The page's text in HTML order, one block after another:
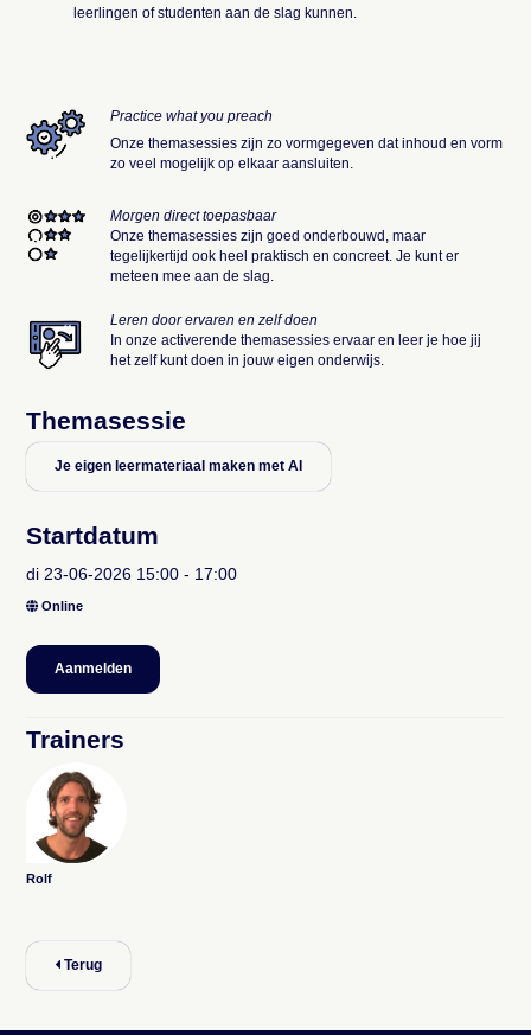
leerlingen of studenten aan de slag kunnen.
Practice what you preach
Onze themasessies zijn zo vormgegeven dat inhoud en vorm
zo veel mogelijk op elkaar aansluiten.
Morgen direct toepasbaar
Onze themasessies zijn goed onderbouwd, maar
tegelijkertijd ook heel praktisch en concreet. Je kunt er
meteen mee aan de slag.
Leren door ervaren en zelf doen
In onze activerende themasessies ervaar en leer je hoe jij
het zelf kunt doen in jouw eigen onderwijs.
Themasessie
Je eigen leermateriaal maken met AI
Startdatum
di 23-06-2026 15:00 - 17:00
Online
Aanmelden
Trainers
Rolf
Terug